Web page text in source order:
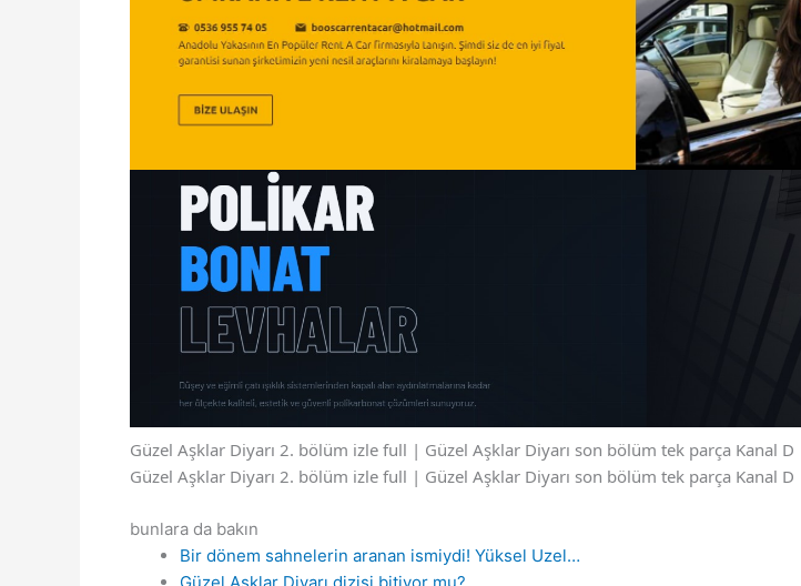
Güzel Aşklar Diyarı 2. bölüm izle full | Güzel Aşklar Diyarı son bölüm tek parça Kanal D
Güzel Aşklar Diyarı 2. bölüm izle full | Güzel Aşklar Diyarı son bölüm tek parça Kanal D
bunlara da bakın
Bir dönem sahnelerin aranan ismiydi! Yüksel Uzel…